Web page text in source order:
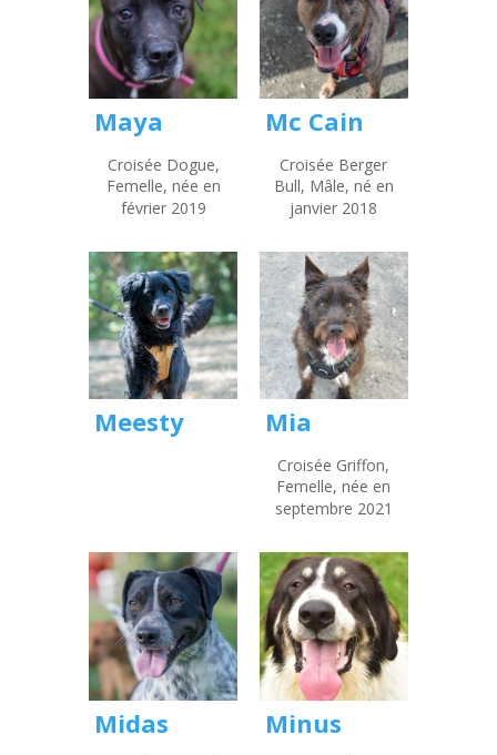
Maya
Croisée Dogue,
Femelle, née en
février 2019
Mc Cain
Croisée Berger
Bull, Mâle, né en
janvier 2018
Meesty Mia
Croisée Griffon,
Femelle, née en
septembre 2021
Midas Minus